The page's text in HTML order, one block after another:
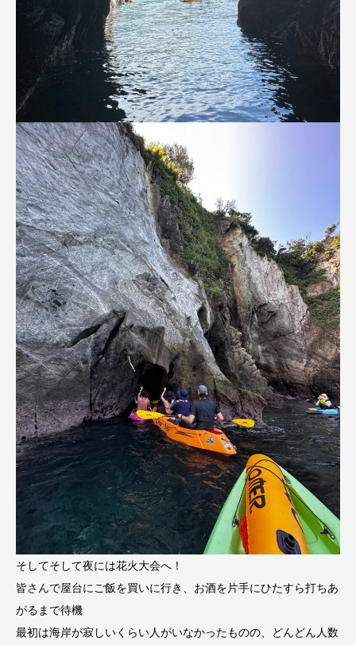
そしてそして夜には花火大会へ！
皆さんで屋台にご飯を買いに行き、お酒を片手にひたすら打ちあ
がるまで待機
最初は海岸が寂しいくらい人がいなかったものの、どんどん人数